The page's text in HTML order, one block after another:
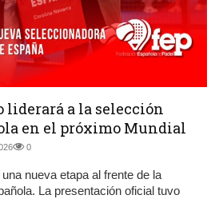
liderará a la selección
en el próximo Mundial
0
nueva etapa al frente de la
La presentación oficial tuvo